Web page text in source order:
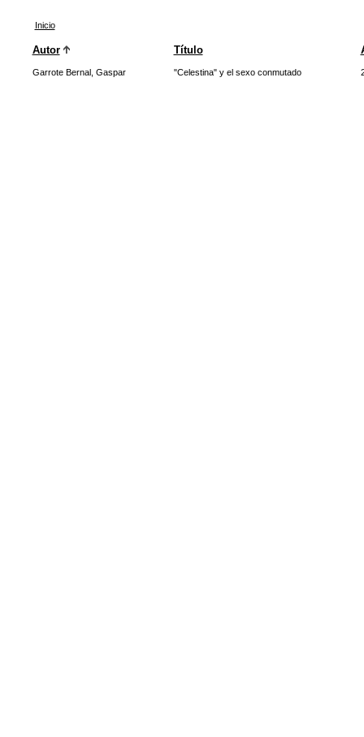
Inicio
Autor Título
Garrote Bernal, Gaspar "Celestina" y el sexo conmutado